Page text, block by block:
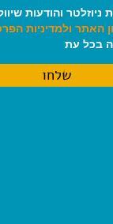
והודעות
האתר ולמדיניות
בכל עת